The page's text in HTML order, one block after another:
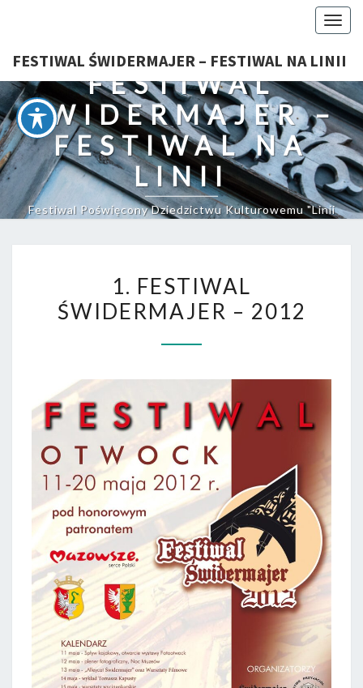
FESTIWAL ŚWIDERMAJER – FESTIWAL NA LINII
FESTIWAL
ŚWIDERMAJER –
FESTIWAL NA
LINII
Festiwal Poświęcony Dziedzictwu Kulturowemu "Linii
Otwockiej"
FESTIWAL
ŚWIDERMAJER
1. FESTIWAL
ŚWIDERMAJER – 2012